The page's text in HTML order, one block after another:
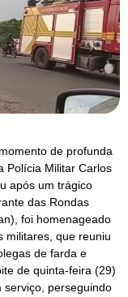
de profunda
Polícia Militar Carlos
após um trágico
das Rondas
foi homenageado
militares, que reuniu
de farda e
de quinta-feira (29)
serviço, perseguindo